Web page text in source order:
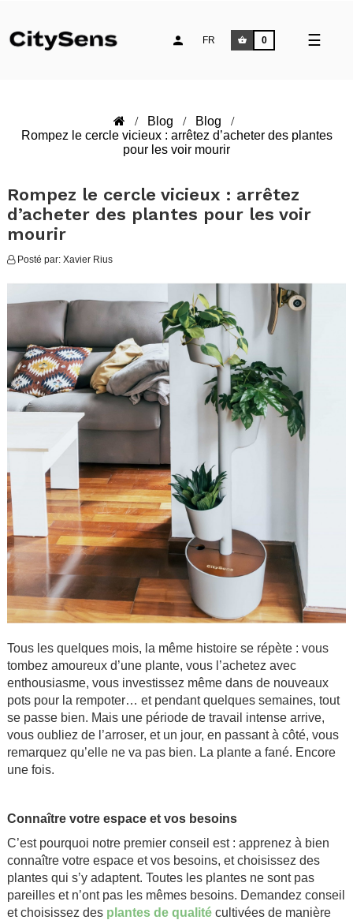
Toggle
☰
FR 0
Blog
Blog
Rompez le cercle vicieux : arrêtez d’acheter des plantes
pour les voir mourir
Rompez le cercle vicieux : arrêtez
d’acheter des plantes pour les voir
mourir
Posté par: Xavier Rius
Tous les quelques mois, la même histoire se répète : vous
tombez amoureux d’une plante, vous l’achetez avec
enthousiasme, vous investissez même dans de nouveaux
pots pour la rempoter… et pendant quelques semaines, tout
se passe bien. Mais une période de travail intense arrive,
vous oubliez de l’arroser, et un jour, en passant à côté, vous
remarquez qu’elle ne va pas bien. La plante a fané. Encore
une fois.
Connaître votre espace et vos besoins
C’est pourquoi notre premier conseil est : apprenez à bien
connaître votre espace et vos besoins, et choisissez des
plantes qui s’y adaptent. Toutes les plantes ne sont pas
pareilles et n’ont pas les mêmes besoins. Demandez conseil
et choisissez des plantes de qualité cultivées de manière